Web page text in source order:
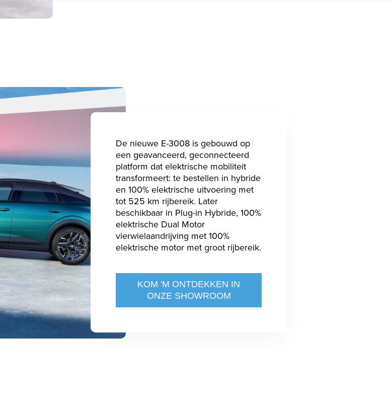
De nieuwe E-3008 is gebouwd op
een geavanceerd, geconnecteerd
platform dat elektrische mobiliteit
transformeert: te bestellen in hybride
en 100% elektrische uitvoering met
tot 525 km rijbereik. Later
beschikbaar in Plug-in Hybride, 100%
elektrische Dual Motor
vierwielaandrijving met 100%
elektrische motor met groot rijbereik.
KOM 'M ONTDEKKEN IN
ONZE SHOWROOM